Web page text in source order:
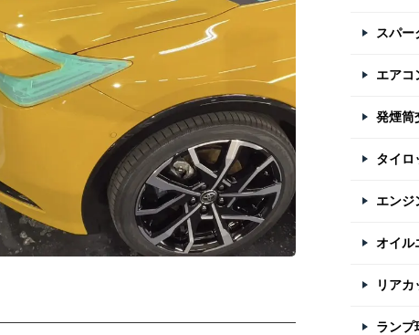
スパー
エアコ
発煙筒
タイロ
エンジ
オイル
リア
ランプ